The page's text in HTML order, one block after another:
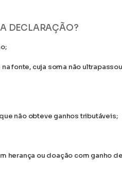
DECLARAÇÃO?
fonte, cuja soma não
não obteve ganhos tributáveis;
herança ou doação com ganho